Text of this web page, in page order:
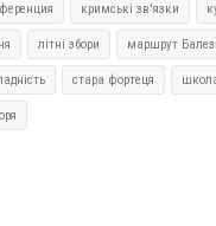
кримські зв'язки
літні збори маршрут
стара фортеця